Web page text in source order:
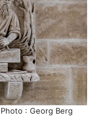
: Georg Berg